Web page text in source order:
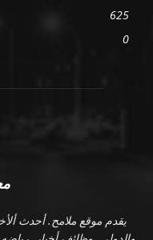
625
0
يقدم موقع ملامح. أحدث